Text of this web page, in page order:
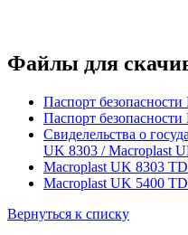
Файлы для
Паспорт
Паспорт
Свиделельства о
UK 8303 / Macroplast
Macroplast UK 8303
Macroplast UK 5400
Вернуться к списку